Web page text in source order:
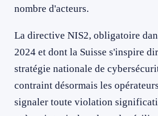
nombre d'acteurs.
La directive NIS2, obligatoire
2024 et dont la Suisse s'inspire
stratégie nationale de
contraint désormais les
signaler toute violation